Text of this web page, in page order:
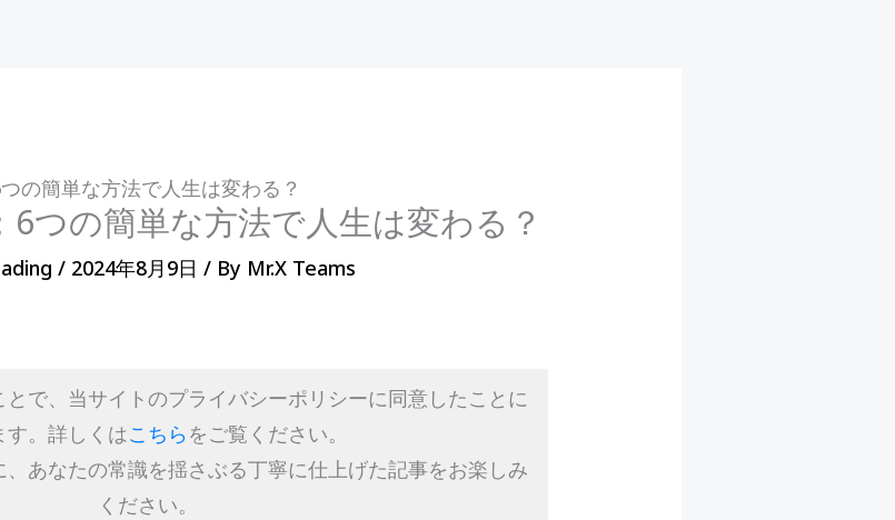
の簡単な方法で人生は変わる？
6つの簡単な方法で人生は変わる？
/ 2024年8月9日/ By Mr.X Teams
で、当サイトのプライバシーポリシーに同意したことに
す。詳しくはこちら をご覧ください。
あなたの常識を揺さぶる丁寧に仕上げた記事をお楽しみ
ください。